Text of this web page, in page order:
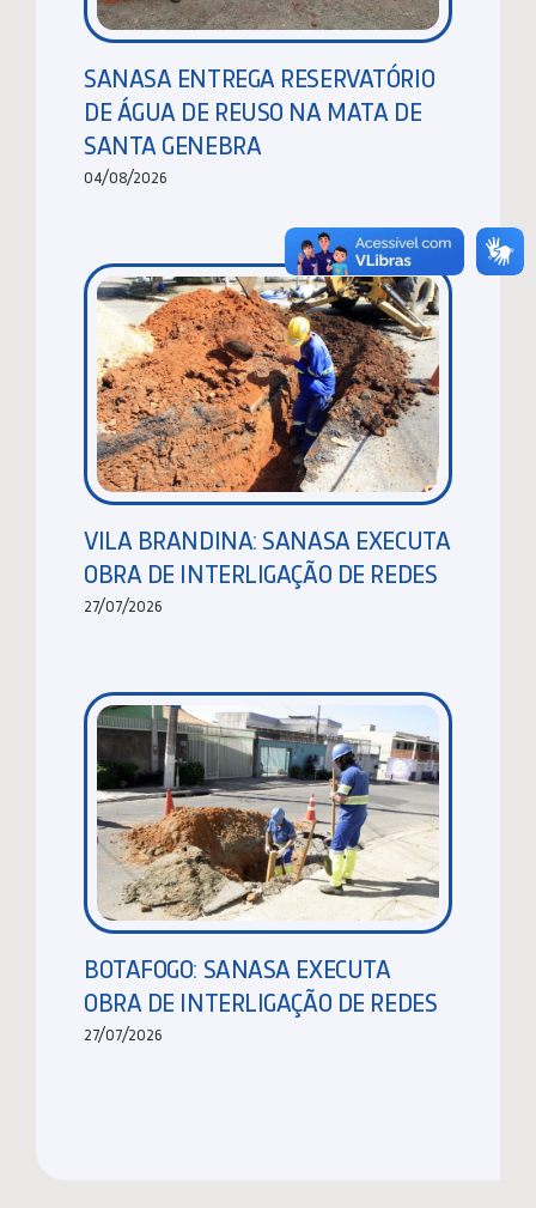
SANASA ENTREGA RESERVATÓRIO
DE ÁGUA DE REUSO NA MATA DE
SANTA GENEBRA
04/08/2026
VILA BRANDINA: SANASA EXECUTA
OBRA DE INTERLIGAÇÃO DE REDES
27/07/2026
BOTAFOGO: SANASA EXECUTA
OBRA DE INTERLIGAÇÃO DE REDES
27/07/2026